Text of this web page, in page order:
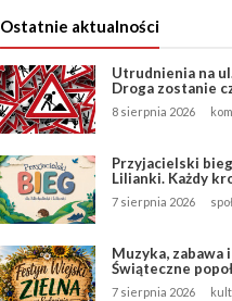
Ostatnie aktualności
Utrudnienia na
Droga zostanie
8 sierpnia 2026
Przyjacielski
Lilianki. Każdy
7 sierpnia 2026
Muzyka, zabawa
Świąteczne
7 sierpnia 2026